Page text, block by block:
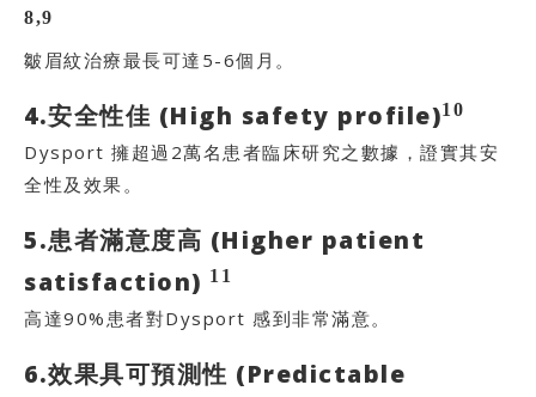
8,9
皺眉紋治療最長可達5-6個月。
4.安全性佳 (High safety profile)10
Dysport 擁超過2萬名患者臨床研究之數據，證實其安
全性及效果。
5.患者滿意度高 (Higher patient
satisfaction) 11
高達90%患者對Dysport 感到非常滿意。
6.效果具可預測性 (Predictable